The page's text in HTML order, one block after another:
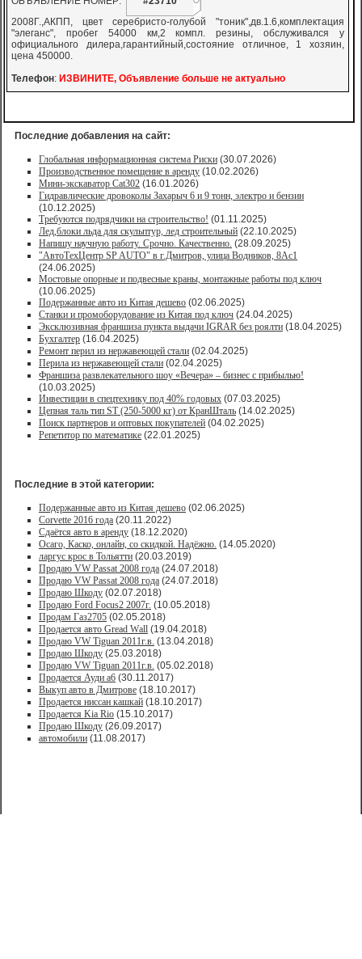
2008Г.,АКПП, цвет серебристо-голубой "тоник",дв.1.6,комплектация
"элеганс", пробег 54000 км,2 компл. резины, обслуживался у
официального дилера,гарантийный,состояние отличное, 1 хозяин,
цена 450000.
Телефон: ИЗВИНИТЕ, Объявление больше не актуально
Последние добавления на сайт:
Глобальная информационная система Риски (30.07.2026)
Производственное помещение в аренду (10.02.2026)
Мини-экскаватор Cat302 (16.01.2026)
Гидравлические дровоколы Захарыч 6 и 9 тонн, электро и бензин
(10.12.2025)
Требуются подрядчики на строительство! (01.11.2025)
Лед,блоки льда для скульптур, лед строительный (22.10.2025)
Напишу научную работу. Срочно. Качественно. (28.09.2025)
"АвтоТехЦентр SP AUTO" в г.Дмитров, улица Водников, 8Ас1
(24.06.2025)
Мостовые опорные и подвесные краны, монтажные работы под ключ
(10.06.2025)
Подержанные авто из Китая дешево (02.06.2025)
Станки и промоборудование из Китая под ключ (24.04.2025)
Эксклюзивная франшиза пункта выдачи IGRAR без роялти (18.04.2025)
Бухгалтер (16.04.2025)
Ремонт перил из нержавеющей стали (02.04.2025)
Перила из нержавеющей стали (02.04.2025)
Франшиза развлекательного шоу «Вечера» – бизнес с прибылью!
(10.03.2025)
Инвестиции в спецтехнику под 40% годовых (07.03.2025)
Цепная таль тип ST (250-5000 кг) от КранШталь (14.02.2025)
Поиск партнеров и оптовых покупателей (04.02.2025)
Репетитор по математике (22.01.2025)
Последние в этой категории:
Подержанные авто из Китая дешево (02.06.2025)
Corvette 2016 года (20.11.2022)
Сдаётся авто в аренду (18.12.2020)
Осаго, Каско, онлайн, со скидкой. Надёжно. (14.05.2020)
ларгус крос в Тольятти (20.03.2019)
Продаю VW Passat 2008 года (24.07.2018)
Продаю VW Passat 2008 года (24.07.2018)
Продаю Шкоду (02.07.2018)
Продаю Ford Focus2 2007г. (10.05.2018)
Продам Газ2705 (02.05.2018)
Продается авто Greаd Wаll (19.04.2018)
Продаю VW Tiguan 2011г.в. (13.04.2018)
Продаю Шкоду (25.03.2018)
Продаю VW Tiguan 2011г.в. (05.02.2018)
Продается Ауди а6 (30.11.2017)
Выкуп авто в Дмитрове (18.10.2017)
Продается ниссан кашкай (18.10.2017)
Продается Kia Rio (15.10.2017)
Продаю Шкоду (26.09.2017)
автомобили (11.08.2017)